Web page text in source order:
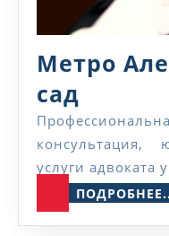
Метро
сад
сад
Профессиональная юридическая
услуги адвоката